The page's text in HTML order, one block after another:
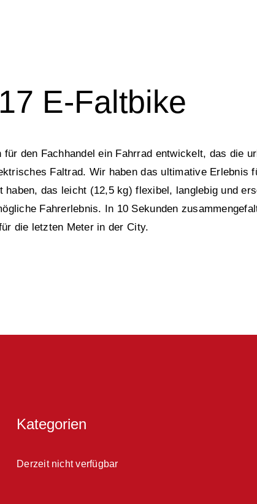
E-Faltbike
für den Fachhandel ein Fahrrad entwickelt, das die
Faltrad. Wir haben das ultimative Erlebnis
haben, das leicht (12,5 kg) flexibel, langlebig und
Fahrerlebnis. In 10 Sekunden
die letzten Meter in der City.
Kategorien
Derzeit nicht verfügbar